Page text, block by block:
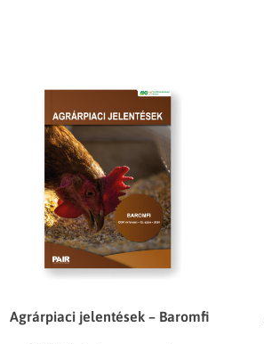
Agrárpiaci jelentések – Baromfi